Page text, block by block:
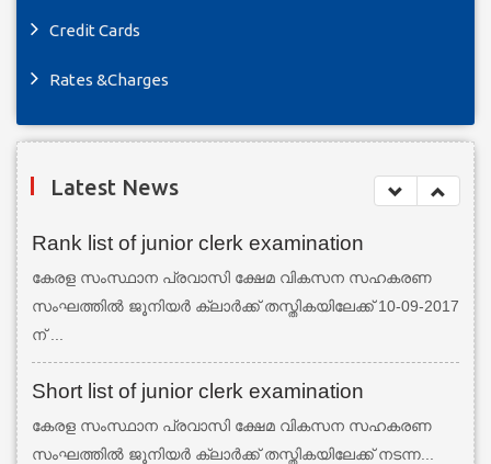
Credit Cards
Rates &Charges
Latest News
Rank list of junior clerk examination
കേരള സംസ്ഥാന പ്രവാസി ക്ഷേമ വികസന സഹകരണ
സംഘത്തില്‍ ജൂനിയര്‍ ക്ലാര്‍ക്ക് തസ്തികയിലേക്ക് 10-09-2017
ന് ...
Short list of junior clerk examination
കേരള സംസ്ഥാന പ്രവാസി ക്ഷേമ വികസന സഹകരണ
സംഘത്തില്‍ ജൂനിയര്‍ ക്ലാര്‍ക്ക് തസ്തികയിലേക്ക് നടന്ന...